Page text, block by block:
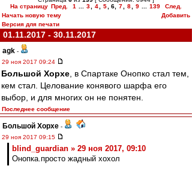
На страницу Пред. 1 3 4 5 6 7 8 9 139
След.
Начать новую тему
Добавить
Версия для печати
01.11.2017 - 30.11.2017
agk -
29 ноя 2017 09:24
Большой Хорхе , в Спартаке Онопко стал тем,
кем стал. Целование конявого шарфа его
выбор, и для многих он не понятен.
Последнее сообщение
Большой Хорхе -
29 ноя 2017 09:15
blind_guardian » 29 ноя 2017, 09:10
Онопка.просто жадный хохол